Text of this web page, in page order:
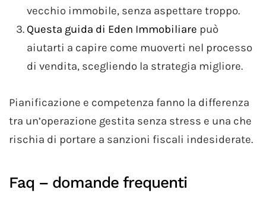
vecchio immobile, senza aspettare troppo.
Questa guida di Eden Immobiliare può
aiutarti a capire come muoverti nel processo
di vendita, scegliendo la strategia migliore.
Pianificazione e competenza fanno la differenza
tra un’operazione gestita senza stress e una che
rischia di portare a sanzioni fiscali indesiderate.
Faq – domande frequenti